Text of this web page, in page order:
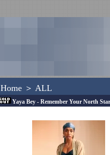
Home ＞ ALL
Yaya Bey - Remember Your North